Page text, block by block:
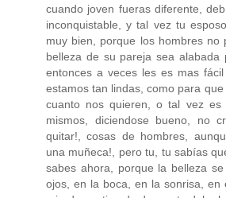
cuando joven fueras diferente,
inconquistable, y tal vez tu
muy bien, porque los hombres no
belleza de su pareja sea
entonces a veces les es mas
estamos tan lindas, como para
cuanto nos quieren, o tal vez es
mismos, diciendose bueno, no
quitar!, cosas de hombres,
una muñeca!, pero tu, tu sabías
sabes ahora, porque la belleza
ojos, en la boca, en la sonrisa, en